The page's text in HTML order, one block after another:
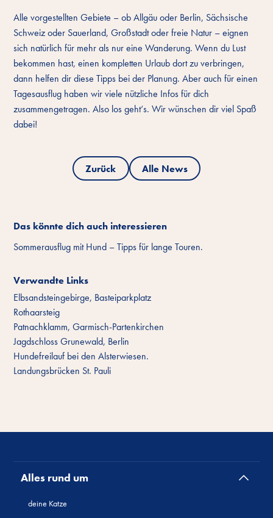
Alle vorgestellten Gebiete – ob Allgäu oder Berlin, Sächsische
Schweiz oder Sauerland, Großstadt oder freie Natur – eignen
sich natürlich für mehr als nur eine Wanderung. Wenn du Lust
bekommen hast, einen kompletten Urlaub dort zu verbringen,
dann helfen dir diese Tipps bei der Planung. Aber auch für einen
Tagesausflug haben wir viele nützliche Infos für dich
zusammengetragen. Also los geht‘s. Wir wünschen dir viel Spaß
dabei!
Zurück Alle News
Das könnte dich auch interessieren
Sommerausflug mit Hund – Tipps für lange Touren.
Verwandte Links
Elbsandsteingebirge, Basteiparkplatz
Rothaarsteig
Patnachklamm, Garmisch-Partenkirchen
Jagdschloss Grunewald, Berlin
Hundefreilauf bei den Alsterwiesen.
Landungsbrücken St. Pauli
Alles rund um
deine Katze